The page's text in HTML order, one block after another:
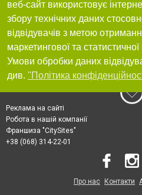
веб-сайт використовує
збору технічних даних
відвідувачів з метою
маркетингової та статистичної
Умови обробки даних
див. "Політика
Реклама на сайті
Робота в нашій компанії
Франшиза "CitySites"
+38 (068) 314-22-01
Про нас Контакти